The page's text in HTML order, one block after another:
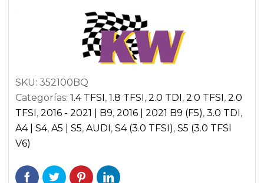
SKU: 352100BQ
Categorías: 1.4 TFSI , 1.8 TFSI , 2.0 TDI , 2.0 TFSI , 2.0
TFSI , 2016 - 2021 | B9, 2016 | 2021 B9 (F5), 3.0 TDI ,
A4 | S4, A5 | S5, AUDI , S4 (3.0 TFSI), S5 (3.0 TFSI
V6)